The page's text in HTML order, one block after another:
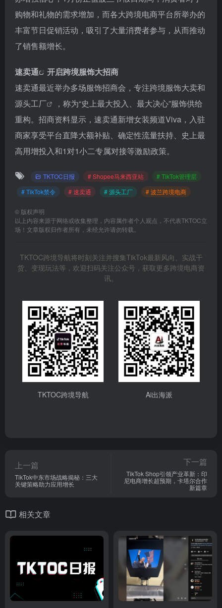
购物和礼物的需求增加，而各大跨境电商平台所举办的
丰富节日促销活动，吸引了大量消费者参与，从而推动
了销售额增长。
速卖通
开启跨境服饰大招商
速卖通最近举办多场服饰招商会，专注跨境服饰大卖和
源头工厂
，称为“史上最大投入、最大决心”服饰供给
重构。招商资料显示，速卖通新增女装频道Viva，入驻
商家享受平台直降大额补贴、确定性流量扶持、史上最
高用增投入和1对1小二专属对接等激励政策。
TKTOC日报 # Shopee马来西亚站
# TikTok管理层
# TikTok禁令
# 速卖通 # 源头工厂 # 波兰跨境电商
© 版权声明
以上内容来源于网络或收集整理，内容属作者个人观点，不代表TKTOC立
场！文章版权归作者所有，未经允许请勿转载。
TKTOC跨境导航将时刻关注并搜集TikTok最新风向、实战干
货、变现玩法等，欢迎扫码关注公众号，获取更多跨境电商资
讯。
TKTOC跨境导航 Ai出海派
上一篇
TikTok中东市场战略揭秘：三大
关键策略助力应用增长
下一篇
TikTok Shop引领产业革新：印
尼电商增长超预期，卡塔尔合作
新篇章
相关文章